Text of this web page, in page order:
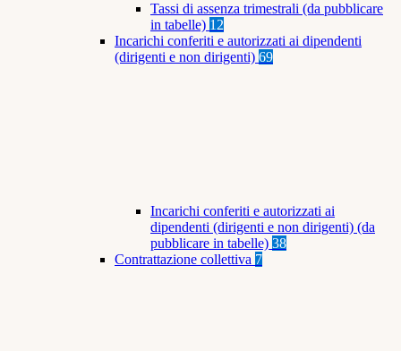
Tassi di assenza trimestrali (da pubblicare
in tabelle) 12
Incarichi conferiti e autorizzati ai dipendenti
(dirigenti e non dirigenti) 69
Incarichi conferiti e autorizzati ai
dipendenti (dirigenti e non dirigenti) (da
pubblicare in tabelle) 38
Contrattazione collettiva 7